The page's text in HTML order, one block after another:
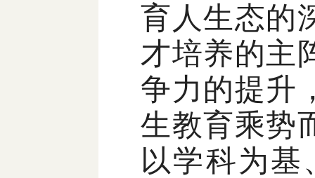
育人生态的
才培养的主
争力的提升
生教育乘势
以学科为